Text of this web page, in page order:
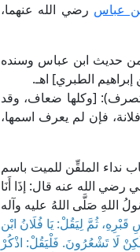
عباس رضي الله عنهما،
[أخرجه الطبراني من حديث ابن عباس وسنده
الطبري] اهـ.
ط. دار الكتاب العربي، بتصرف): [وكلها ضعاف، وقد
فإن لم يعرف اسمها،
نداء الملقِّن للميت باسم
رضي الله عنه قال: إذَا أَنَا
اللهِ صَلَّى اللهُ عليه وآله
ثُمَّ لِيَقُلْ: يَا فُلَانُ ابْن
لَا تَشْعُرُونَ. فَلْيَقُلْ: اذْكُرْ